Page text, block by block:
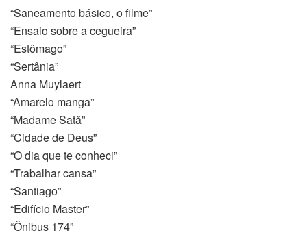
“Saneamento básico, o filme”
“Ensaio sobre a cegueira”
“Estômago”
“Sertânia”
Anna Muylaert
“Amarelo manga”
“Madame Satã”
“Cidade de Deus”
“O dia que te conheci”
“Trabalhar cansa”
“Santiago”
“Edifício Master”
“Ônibus 174”